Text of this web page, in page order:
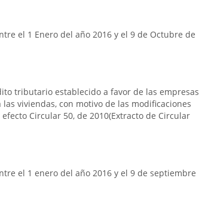
el 1 Enero del año 2016 y el 9 de Octubre de
tributario establecido a favor de las empresas
viviendas, con motivo de las modificaciones
Circular 50, de 2010(Extracto de Circular
el 1 enero del año 2016 y el 9 de septiembre